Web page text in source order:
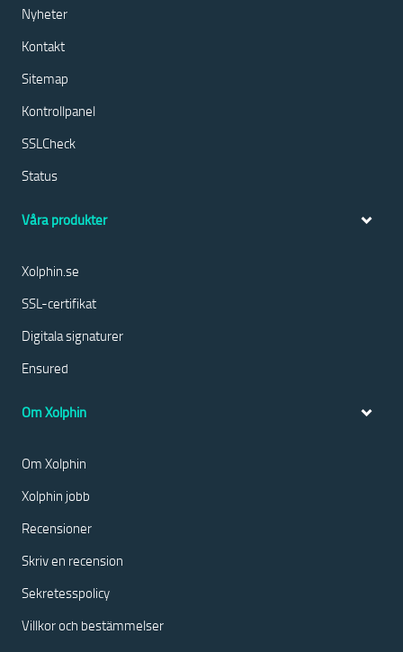
Nyheter
Kontakt
Sitemap
Kontrollpanel
SSLCheck
Status
Våra produkter
Xolphin.se
SSL-certifikat
Digitala signaturer
Ensured
Om Xolphin
Om Xolphin
Xolphin jobb
Recensioner
Skriv en recension
Sekretesspolicy
Villkor och bestämmelser